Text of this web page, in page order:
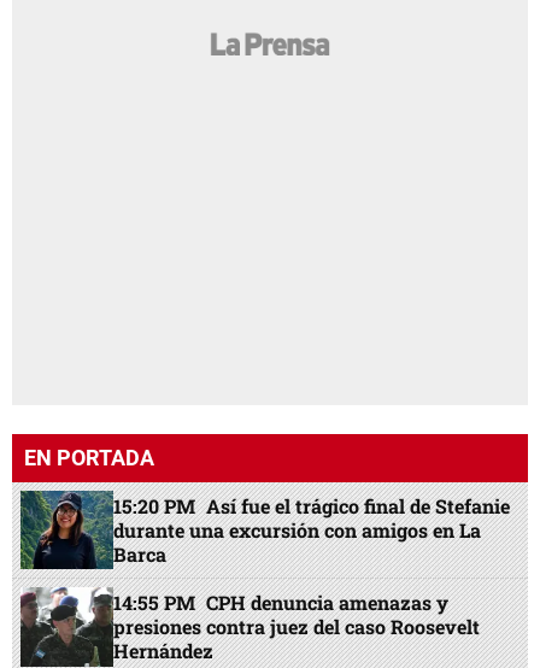
EN PORTADA
15:20 PM Así fue el trágico final de Stefanie
durante una excursión con amigos en La
Barca
14:55 PM CPH denuncia amenazas y
presiones contra juez del caso Roosevelt
Hernández